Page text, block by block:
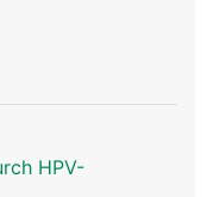
HPV-